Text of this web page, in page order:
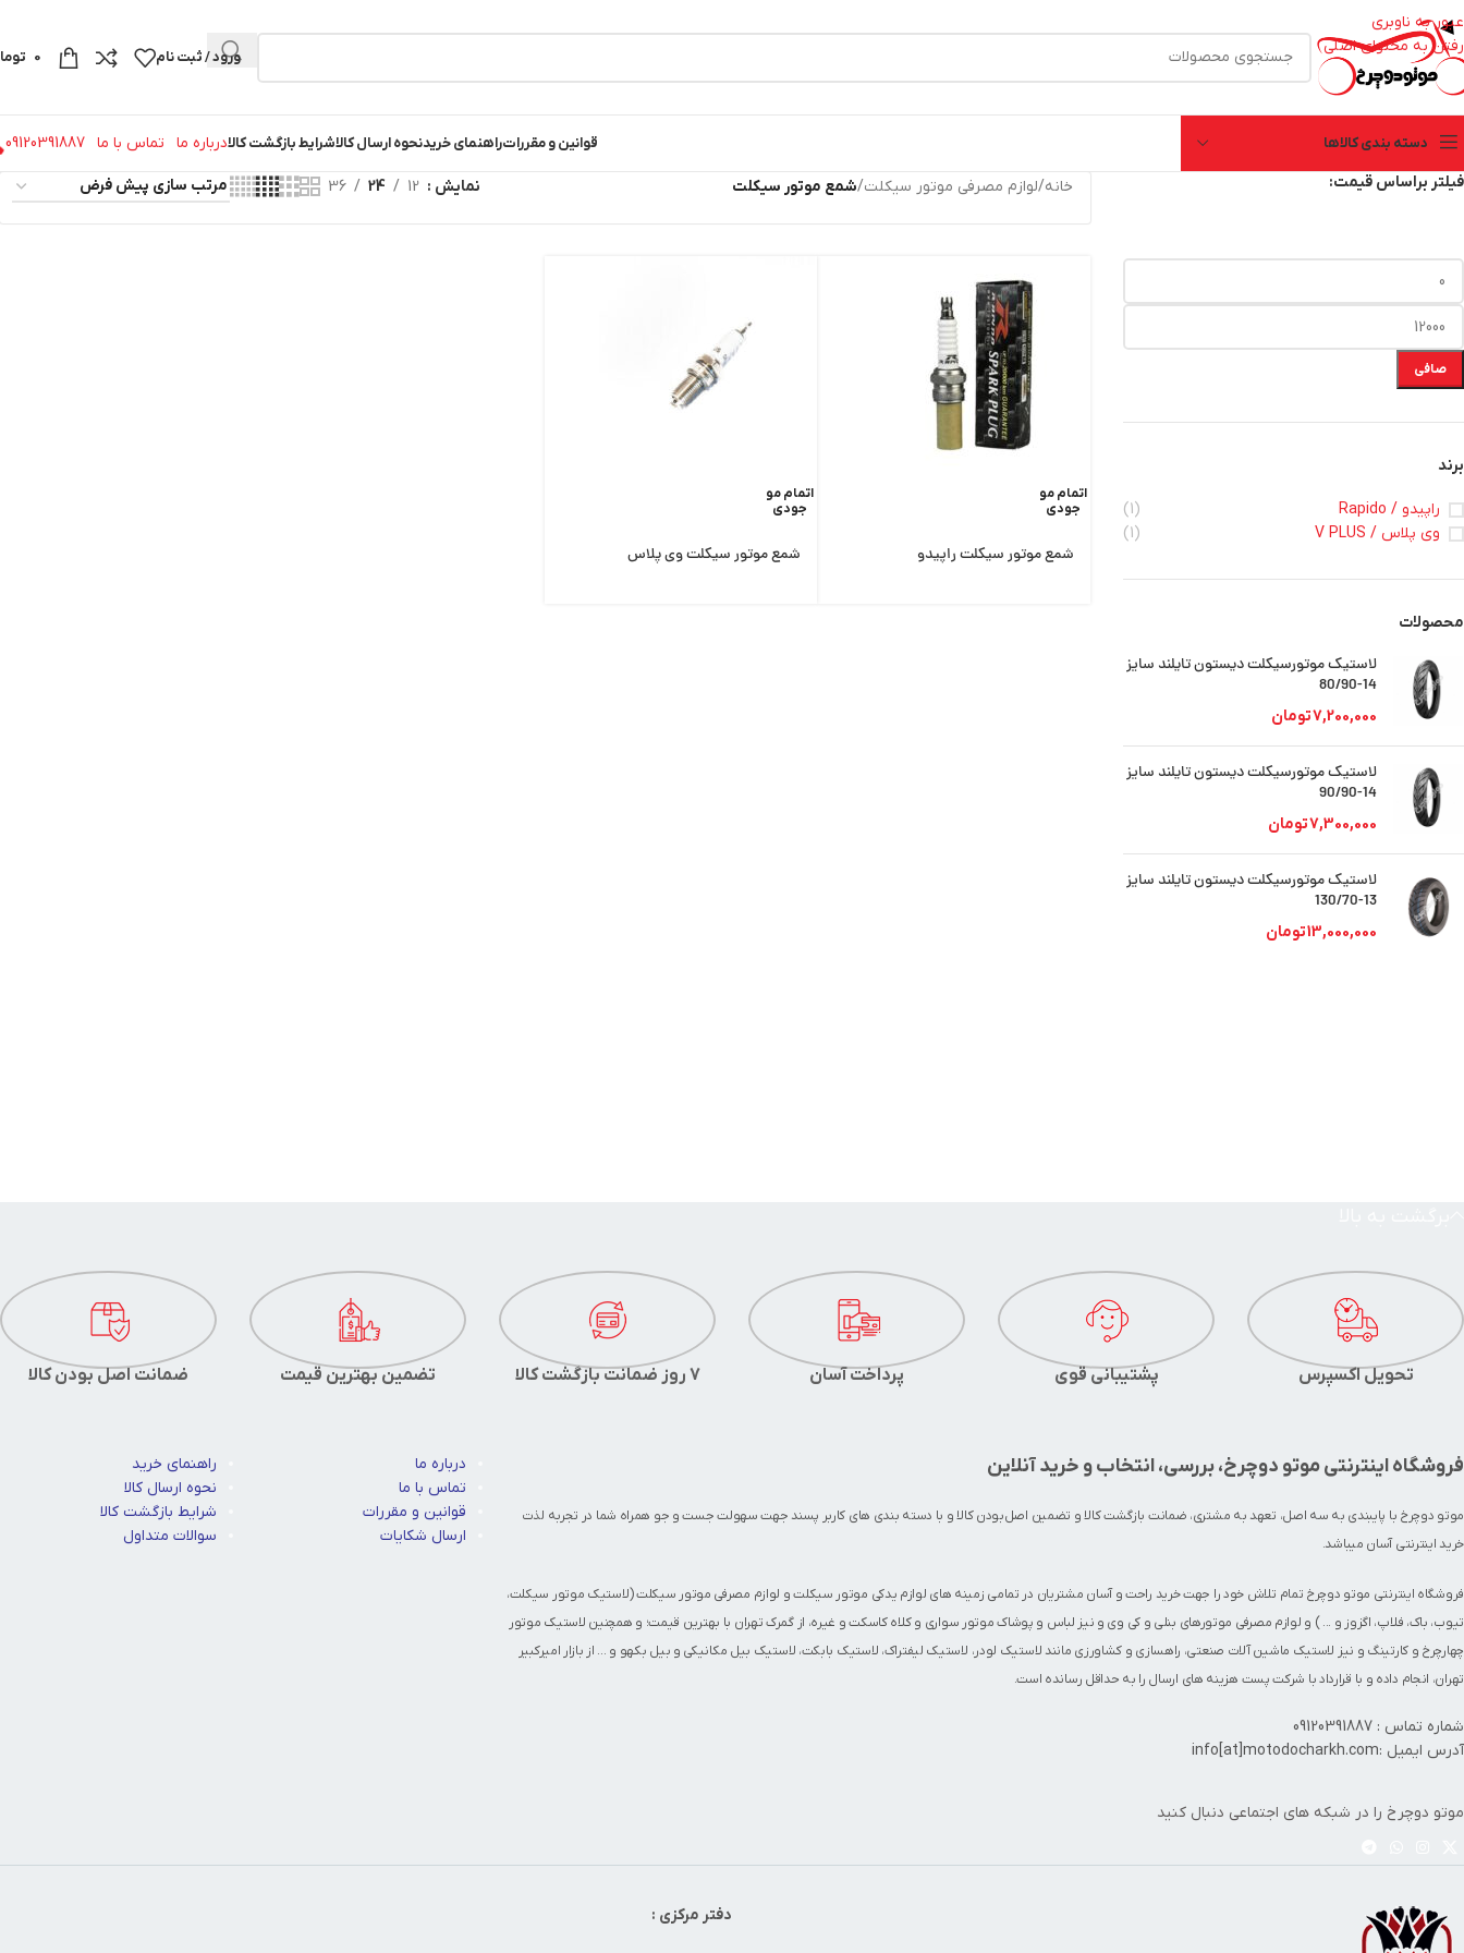
عبور به ناوبری
رفتن به محتوای اصلی
ورود / ثبت نام 0
دسته بندی کالاها قوانین و مقرراتراهنمای خریدنحوه ارسال کالاشرایط بازگشت کالادرباره ما تماس با ما 09120391887
فیلتر براساس قیمت:
صافی
برند
راپیدو / Rapido
(1)
وی پلاس / V PLUS
(1)
محصولات
لاستیک موتورسیکلت دیستون تایلند سایز
14-80/90
7,200,000تومان
لاستیک موتورسیکلت دیستون تایلند سایز
14-90/90
7,300,000تومان
لاستیک موتورسیکلت دیستون تایلند سایز
13-130/70
13,000,000تومان
خانه/لوازم مصرفی موتور سیکلت/شمع موتور سیکلت نمایش 12
24
36
اتمام مو
جودی
شمع موتور سیکلت راپیدو
اتمام مو
جودی
شمع موتور سیکلت وی پلاس
ضمانت اصل بودن کالا تضمین بهترین قیمت 7 روز ضمانت بازگشت کالا پرداخت آسان پشتیبانی قوی تحویل اکسپرس
راهنمای خرید
نحوه ارسال کالا
شرایط بازگشت کالا
سوالات متداول
درباره ما
تماس با ما
قوانین و مقررات
ارسال شکایات
فروشگاه اینترنتی موتو دوچرخ، بررسی، انتخاب و خرید آنلاین
موتو دوچرخ با پایبندی به سه اصل، تعهد به مشتری، ضمانت بازگشت کالا و تضمین اصل‌بودن کالا و با دسته بندی های کاربر پسند جهت سهولت جست و جو همراه شما در تجربه لذت
خرید اینترنتی آسان میباشد.
فروشگاه اینترنتی موتو دوچرخ تمام تلاش خود را جهت خرید راحت و آسان مشتریان در تمامی زمینه های لوازم یدکی موتور سیکلتو لوازم مصرفی موتور سیکلت(لاستیک موتور سیکلت،
تیوب، باک، فلاپ، اگزوز و ... ) و لوازم مصرفی موتورهای بنلی و کی وی و نیز لباس و پوشاک موتور سواری وکلاه کاسکتو غیره، از گمرک تهران با بهترین قیمت؛ و همچنین لاستیک موتور
چهارچرخ وکارتینگ و نیز لاستیک ماشین آلات صنعتی، راهسازی و کشاورزی مانندلاستیک لودر، لاستیک لیفتراک، لاستیک بابکت، لاستیک بیل مکانیکی و بیل بکهو و ... از بازار امیرکبیر
تهران، انجام داده و با قرارداد با شرکت پست هزینه های ارسال را به حداقل رسانده است.
شماره تماس : 09120391887
آدرس ایمیل :info[at]motodocharkh.com
موتو دوچرخ را در شبکه های اجتماعی دنبال کنید
دفتر مرکزی :